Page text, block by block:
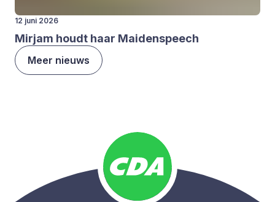
12 juni 2026
Mir­jam houdt haar Mai­den­speech
Meer nieuws